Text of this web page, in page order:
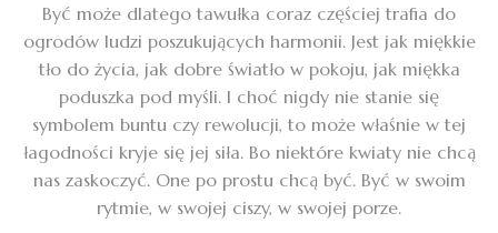
Być może dlatego tawułka coraz częściej trafia do
ogrodów ludzi poszukujących harmonii. Jest jak miękkie
tło do życia, jak dobre światło w pokoju, jak miękka
poduszka pod myśli. I choć nigdy nie stanie się
symbolem buntu czy rewolucji, to może właśnie w tej
łagodności kryje się jej siła. Bo niektóre kwiaty nie chcą
nas zaskoczyć. One po prostu chcą być. Być w swoim
rytmie, w swojej ciszy, w swojej porze.